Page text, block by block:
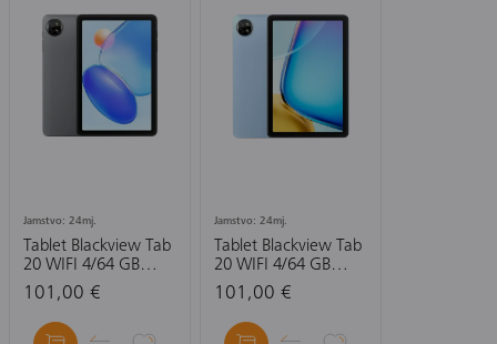
Jamstvo: 24mj.
Tablet Blackview Tab
20 WIFI 4/64 GB
10.1": sivi +
preklopna torbica
(bez adaptera)
101,00 €
Jamstvo: 24mj.
Tablet Blackview Tab
20 WIFI 4/64 GB
10.1": plavi +
preklopna torbica
(bez adaptera)
101,00 €